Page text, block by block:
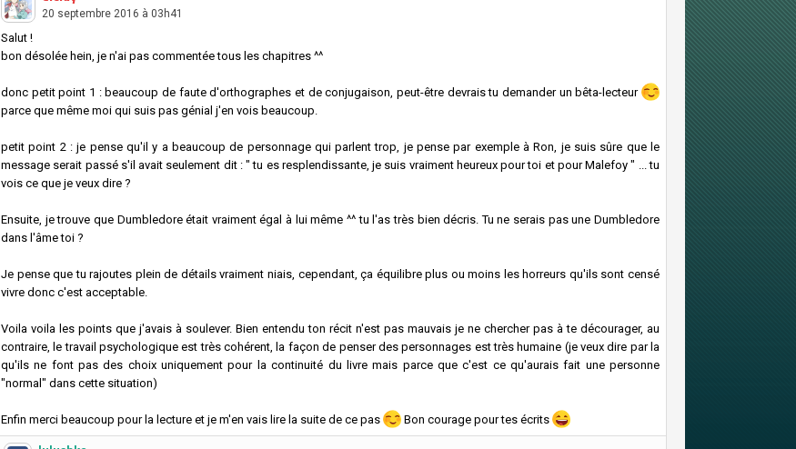
20 septembre 2016 à 03h41
Salut !
bon désolée hein, je n'ai pas commentée tous les chapitres ^^
donc petit point 1 : beaucoup de faute d'orthographes et de conjugaison, peut-être devrais tu demander un bêta-lecteur
parce que même moi qui suis pas génial j'en vois beaucoup.
petit point 2 : je pense qu'il y a beaucoup de personnage qui parlent trop, je pense par exemple à Ron, je suis sûre que le
message serait passé s'il avait seulement dit : " tu es resplendissante, je suis vraiment heureux pour toi et pour Malefoy " ... tu
vois ce que je veux dire ?
Ensuite, je trouve que Dumbledore était vraiment égal à lui même ^^ tu l'as très bien décris. Tu ne serais pas une Dumbledore
dans l'âme toi ?
Je pense que tu rajoutes plein de détails vraiment niais, cependant, ça équilibre plus ou moins les horreurs qu'ils sont censé
vivre donc c'est acceptable.
Voila voila les points que j'avais à soulever. Bien entendu ton récit n'est pas mauvais je ne chercher pas à te décourager, au
contraire, le travail psychologique est très cohérent, la façon de penser des personnages est très humaine (je veux dire par la
qu'ils ne font pas des choix uniquement pour la continuité du livre mais parce que c'est ce qu'aurais fait une personne
"normal" dans cette situation)
Enfin merci beaucoup pour la lecture et je m'en vais lire la suite de ce pas Bon courage pour tes écrits